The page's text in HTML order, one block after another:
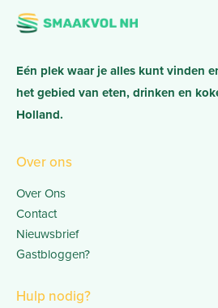
Eén plek waar je alles kunt vinden
het gebied van eten, drinken en
Holland.
Over ons
Over Ons
Contact
Nieuwsbrief
Gastbloggen?
Hulp nodig?